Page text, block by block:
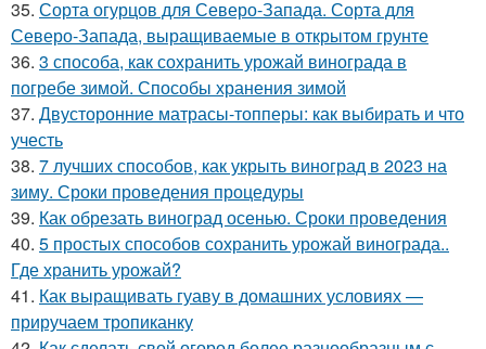
35. Сорта огурцов для Северо-Запада. Сорта для
Северо-Запада, выращиваемые в открытом грунте
36. 3 способа, как сохранить урожай винограда в
погребе зимой. Способы хранения зимой
37. Двусторонние матрасы-топперы: как выбирать и что
учесть
38. 7 лучших способов, как укрыть виноград в 2023 на
зиму. Сроки проведения процедуры
39. Как обрезать виноград осенью. Сроки проведения
40. 5 простых способов сохранить урожай винограда..
Где хранить урожай?
41. Как выращивать гуаву в домашних условиях —
приручаем тропиканку